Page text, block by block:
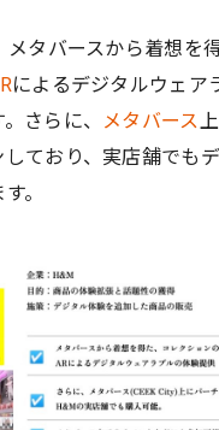
メタバースから着想を
によるデジタルウェア
さらに、
メタバース
ており、実店舗でも
。